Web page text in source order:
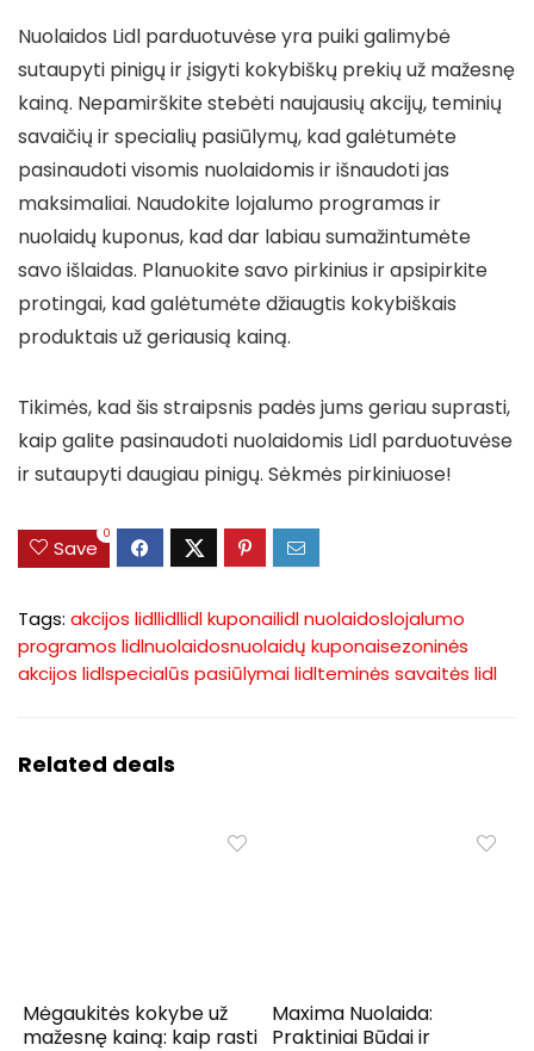
Nuolaidos Lidl parduotuvėse yra puiki galimybė
sutaupyti pinigų ir įsigyti kokybiškų prekių už mažesnę
kainą. Nepamirškite stebėti naujausių akcijų, teminių
savaičių ir specialių pasiūlymų, kad galėtumėte
pasinaudoti visomis nuolaidomis ir išnaudoti jas
maksimaliai. Naudokite lojalumo programas ir
nuolaidų kuponus, kad dar labiau sumažintumėte
savo išlaidas. Planuokite savo pirkinius ir apsipirkite
protingai, kad galėtumėte džiaugtis kokybiškais
produktais už geriausią kainą.
Tikimės, kad šis straipsnis padės jums geriau suprasti,
kaip galite pasinaudoti nuolaidomis Lidl parduotuvėse
ir sutaupyti daugiau pinigų. Sėkmės pirkiniuose!
Save
0
Tags: akcijos lidllidllidl kuponailidl nuolaidoslojalumo
programos lidlnuolaidosnuolaidų kuponaisezoninės
akcijos lidlspecialūs pasiūlymai lidlteminės savaitės lidl
Related deals
Mėgaukitės kokybe už
mažesnę kainą: kaip rasti
Maxima Nuolaida:
Praktiniai Būdai ir